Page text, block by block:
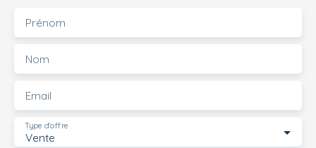
Prénom
Nom
Email
Vente
Type d'offre